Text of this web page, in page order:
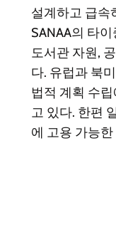
설계하고 급속
SANAA의 타
도서관 자원,
다. 유럽과 북
법적 계획 수
고 있다. 한편
에 고용 가능